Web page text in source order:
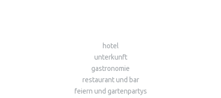
hotel
unterkunft
gastronomie
restaurant und bar
feiern und gartenpartys